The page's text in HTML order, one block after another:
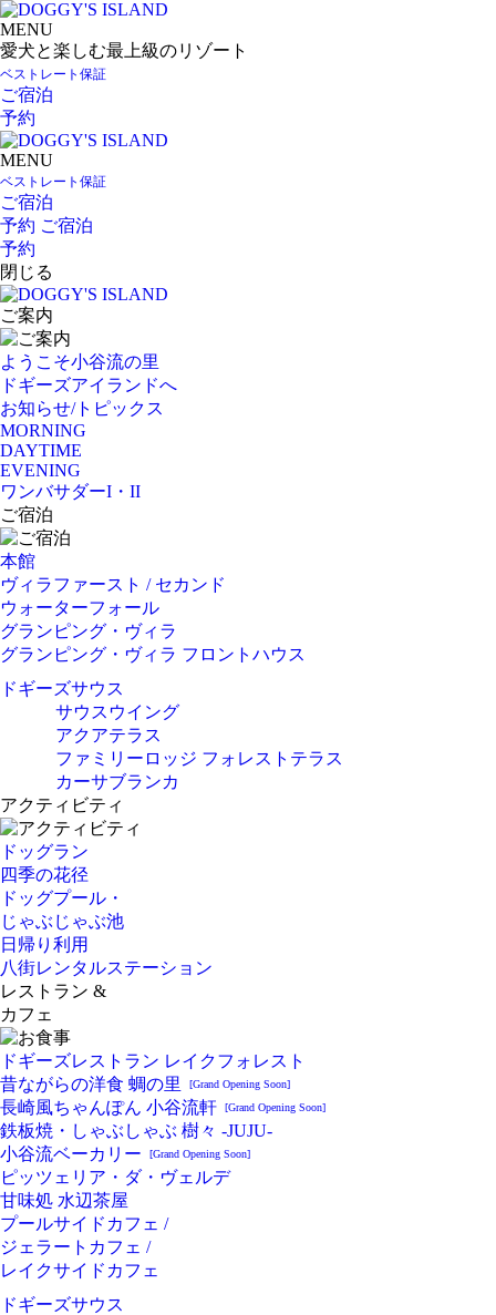
MENU
愛犬と楽しむ最上級のリゾート
ベストレート保証
ご宿泊
予約
MENU
ベストレート保証
ご宿泊
予約 ご宿泊
予約
閉じる
ご案内
ようこそ小谷流の里
ドギーズアイランドへ
お知らせ/トピックス
MORNING
DAYTIME
EVENING
ワンバサダーI・II
ご宿泊
本館
ヴィラファースト / セカンド
ウォーターフォール
グランピング・ヴィラ
グランピング・ヴィラ フロントハウス
ドギーズサウス
サウスウイング
アクアテラス
ファミリーロッジ フォレストテラス
カーサブランカ
アクティビティ
ドッグラン
四季の花径
ドッグプール・
じゃぶじゃぶ池
日帰り利用
八街レンタルステーション
レストラン &
カフェ
ドギーズレストラン レイクフォレスト
昔ながらの洋食 蜩の里
[Grand Opening Soon]
長崎風ちゃんぽん 小谷流軒 [Grand Opening Soon]
鉄板焼・しゃぶしゃぶ 樹々 -JUJU-
小谷流ベーカリー
[Grand Opening Soon]
ピッツェリア・ダ・ヴェルデ
甘味処 水辺茶屋
プールサイドカフェ /
ジェラートカフェ /
レイクサイドカフェ
ドギーズサウス